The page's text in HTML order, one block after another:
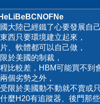
大陸已經鐵了心要發展自
西只要環境建立起來，
、軟體都可以自己做，
於美國的制裁，
比較差，HBM可能買不到
個劣勢之外，
限於美國動不動就不賣或
麼H20有追蹤器、後門那